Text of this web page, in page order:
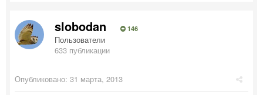
slobodan 146
Пользователи
633 публикации
Опубликовано: 31 марта, 2013